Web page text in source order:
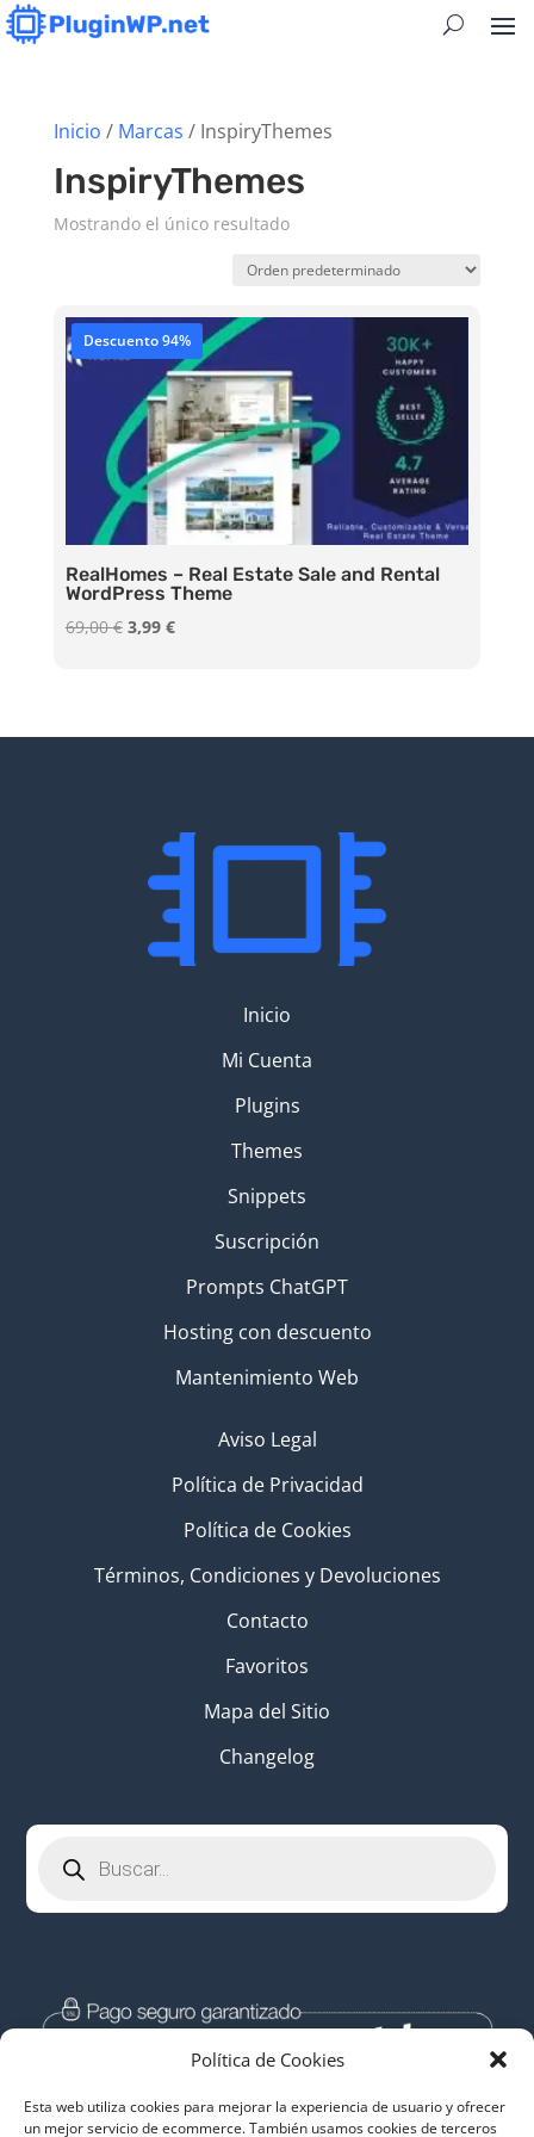
Política de Cookies
Esta web utiliza cookies para mejorar la experiencia de usuario y ofrecer
un mejor servicio de ecommerce. También usamos cookies de terceros
Inicio / Marcas / InspiryThemes
InspiryThemes
Mostrando el único resultado
Descuento 94%
RealHomes – Real Estate Sale and Rental
WordPress Theme
69,00€ El
69,00 €.
3,99 €El
3,99 €.
Inicio
Mi Cuenta
Plugins
Themes
Snippets
Suscripción
Prompts ChatGPT
Hosting con descuento
Mantenimiento Web
Aviso Legal
Política de Privacidad
Política de Cookies
Términos, Condiciones y Devoluciones
Contacto
Favoritos
Mapa del Sitio
Changelog
productos